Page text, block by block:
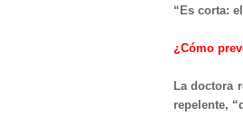
“Es corta:
¿Cómo
La doctora
repelente,